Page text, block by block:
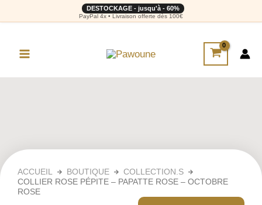
DESTOCKAGE - jusqu'à - 60%
PayPal 4x • Livraison offerte dès 100€
ACCUEIL BOUTIQUE
COLLECTION.S
COLLIER ROSE PÉPITE – PAPATTE ROSE – OCTOBRE
ROSE